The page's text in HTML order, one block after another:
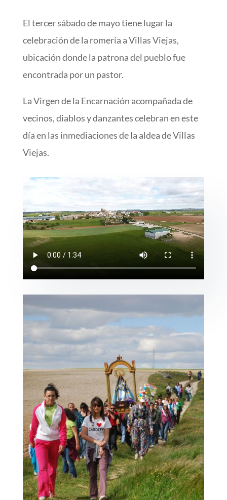
El tercer sábado de mayo tiene lugar la
celebración de la romería a Villas Viejas,
ubicación donde la patrona del pueblo fue
encontrada por un pastor.
La Virgen de la Encarnación acompañada de
vecinos, diablos y danzantes celebran en este
día en las inmediaciones de la aldea de Villas
Viejas.